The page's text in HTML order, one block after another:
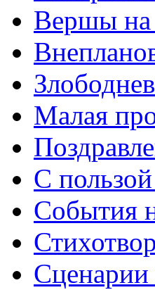
Вершы на
Малая
С
События
Сценарии